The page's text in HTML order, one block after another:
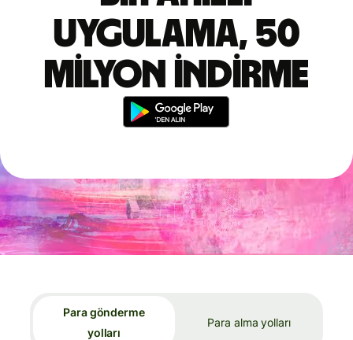
uygulama, 50
milyon indirme
Para gönderme
yolları
Para alma yolları